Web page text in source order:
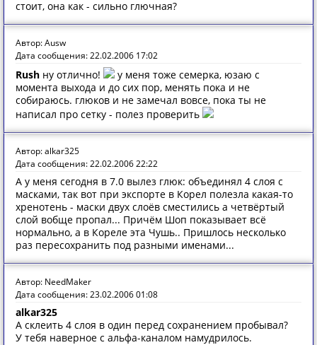
стоит, она как - сильно глючная?
Автор: Ausw
Дата сообщения: 22.02.2006 17:02
Rush ну отлично!
у меня тоже семерка, юзаю с
момента выхода и до сих пор, менять пока и не
собираюсь. глюков и не замечал вовсе, пока ты не
написал про сетку - полез проверить
Автор: alkar325
Дата сообщения: 22.02.2006 22:22
А у меня сегодня в 7.0 вылез глюк: объединял 4 слоя с
масками, так вот при экспорте в Корел полезла какая-то
хренотень - маски двух слоёв сместились а четвёртый
слой вобще пропал... Причём Шоп показывает всё
нормально, а в Кореле эта Чушь.. Пришлось несколько
раз пересохранить под разными именами...
Автор: NeedMaker
Дата сообщения: 23.02.2006 01:08
alkar325
А склеить 4 слоя в один перед сохранением пробывал?
У тебя наверное с альфа-каналом намудрилось.